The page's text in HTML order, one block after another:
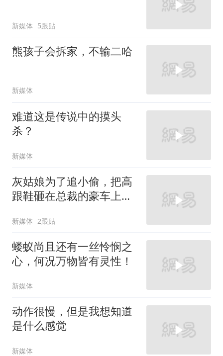
新媒体 5跟贴
熊孩子会拆家，不输二哈
新媒体
难道这是传说中的摸头
杀？
新媒体
灰姑娘为了追小偷，把高
跟鞋砸在总裁的豪车上，
新媒体 2跟贴
蝼蚁尚且还有一丝怜悯之
心，何况万物皆有灵性！
新媒体
动作很慢，但是我想知道
是什么感觉
新媒体